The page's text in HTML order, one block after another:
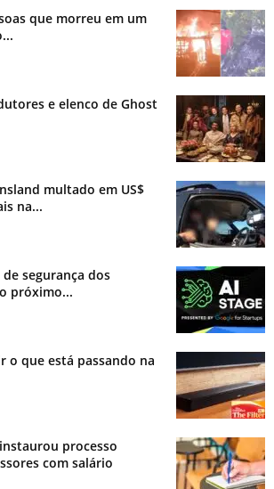
que morreu em um
e elenco de Ghost
multado em US$
na...
de segurança dos
próximo...
o que está passando na
processo
com salário